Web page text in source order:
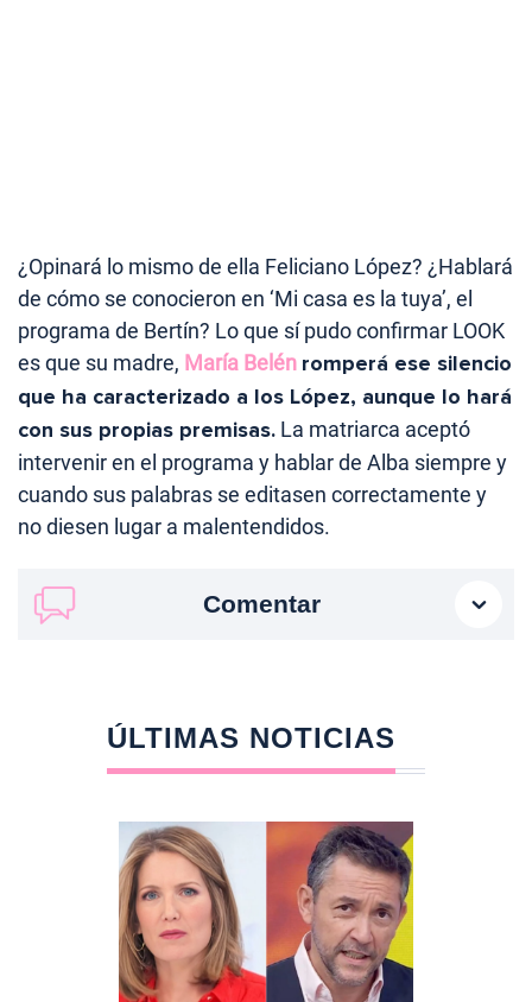
¿Opinará lo mismo de ella Feliciano López? ¿Hablará
de cómo se conocieron en ‘Mi casa es la tuya’, el
programa de Bertín? Lo que sí pudo confirmar LOOK
es que su madre, María Belén romperá ese silencio
que ha caracterizado a los López, aunque lo hará
con sus propias premisas. La matriarca aceptó
intervenir en el programa y hablar de Alba siempre y
cuando sus palabras se editasen correctamente y
no diesen lugar a malentendidos.
Comentar
ÚLTIMAS NOTICIAS